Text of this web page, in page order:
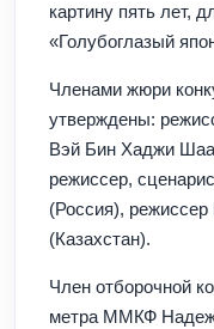
картину пять лет,
«Голубоглазый
Членами жюри
утверждены:
Вэй Бин Хаджи
режиссер,
(Россия),
(Казахстан).
Член отборочной
метра ММКФ